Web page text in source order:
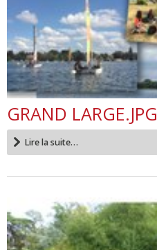
GRAND LARGE.JPG
Lire la suite…